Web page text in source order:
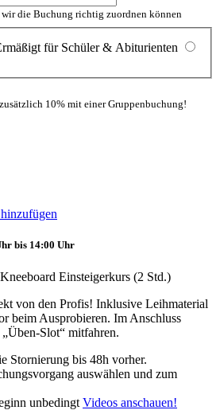
die Buchung richtig zuordnen können
für Schüler & Abiturienten
10% mit einer Gruppenbuchung!
bis 14:00 Uhr
Einsteigerkurs (2 Std.)
von den Profis! Inklusive Leihmaterial
beim Ausprobieren. Im Anschluss
Slot“ mitfahren.
Stornierung bis 48h vorher.
auswählen und zum
unbedingt Videos anschauen!